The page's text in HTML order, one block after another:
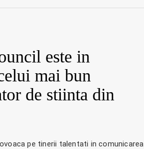
este in
mai bun
de stiinta din
pe tinerii talentati in comunicarea